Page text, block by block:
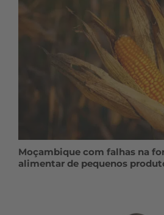
Moçambique com falhas na
alimentar de pequenos